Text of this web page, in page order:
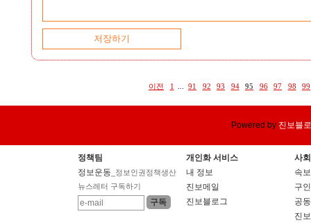
이전 1 91 92 93 94 95 96 97 98 99
Powered by 진보블
정책팀
정보운동 _정보인권정책생산
뉴스레터 구독하기
개인화 서비스
내 정보
진보메일
진보블로그
사
속보
구
공
진